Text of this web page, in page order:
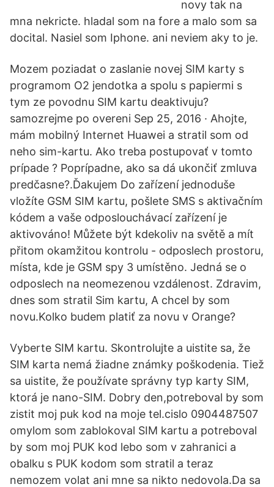
novy tak na
mna nekricte. hladal som na fore a malo som sa
docital. Nasiel som Iphone. ani neviem aky to je.
Mozem poziadat o zaslanie novej SIM karty s
programom O2 jendotka a spolu s papiermi s
tym ze povodnu SIM kartu deaktivuju?
samozrejme po overeni Sep 25, 2016 · Ahojte,
mám mobilný Internet Huawei a stratil som od
neho sim-kartu. Ako treba postupovať v tomto
prípade ? Poprípadne, ako sa dá ukončiť zmluva
predčasne?.Ďakujem Do zařízení jednoduše
vložíte GSM SIM kartu, pošlete SMS s aktivačním
kódem a vaše odposlouchávací zařízení je
aktivováno! Můžete být kdekoliv na světě a mít
přitom okamžitou kontrolu - odposlech prostoru,
místa, kde je GSM spy 3 umístěno. Jedná se o
odposlech na neomezenou vzdálenost. Zdravim,
dnes som stratil Sim kartu, A chcel by som
novu.Kolko budem platiť za novu v Orange?
Vyberte SIM kartu. Skontrolujte a uistite sa, že
SIM karta nemá žiadne známky poškodenia. Tiež
sa uistite, že používate správny typ karty SIM,
ktorá je nano-SIM. Dobry den,potreboval by som
zistit moj puk kod na moje tel.cislo 0904487507
omylom som zablokoval SIM kartu a potreboval
by som moj PUK kod lebo som v zahranici a
obalku s PUK kodom som stratil a teraz
nemozem volat ani mne sa nikto nedovola.Da sa